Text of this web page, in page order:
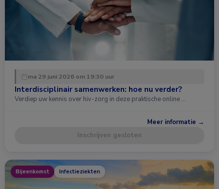
ma 29 juni 2026 om 19:30 uur
Interdisciplinair samenwerken: hoe nu verder?
Verdiep uw kennis over hiv-zorg in deze praktische online …
Meer informatie →
Inschrijven gesloten
Bijeenkomst Infectieziekten